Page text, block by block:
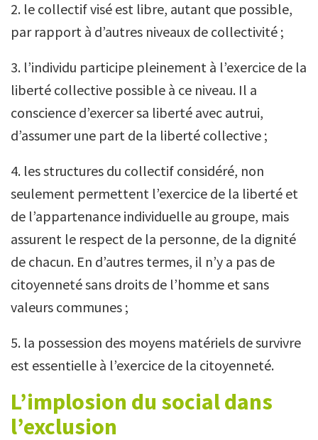
2. le collectif visé est libre, autant que possible,
par rapport à d’autres niveaux de collectivité ;
3. l’individu participe pleinement à l’exercice de la
liberté collective possible à ce niveau. Il a
conscience d’exercer sa liberté avec autrui,
d’assumer une part de la liberté collective ;
4. les structures du collectif considéré, non
seulement permettent l’exercice de la liberté et
de l’appartenance individuelle au groupe, mais
assurent le respect de la personne, de la dignité
de chacun. En d’autres termes, il n’y a pas de
citoyenneté sans droits de l’homme et sans
valeurs communes ;
5. la possession des moyens matériels de survivre
est essentielle à l’exercice de la citoyenneté.
L’implosion du social dans
l’exclusion